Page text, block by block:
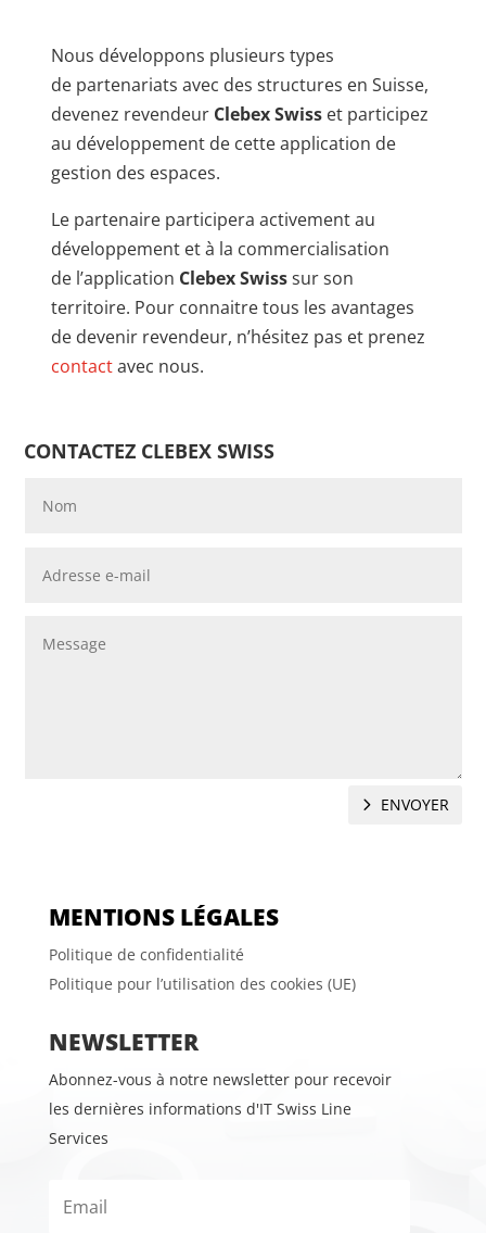
Nous développons plusieurs types
de partenariats avec des structures en Suisse,
devenez revendeur Clebex Swiss et participez
au développement de cette application de
gestion des espaces.
Le partenaire participera activement au
développement et à la commercialisation
de l’application Clebex Swisssur son
territoire. Pour connaitre tous les avantages
de devenir revendeur, n’hésitez pas et prenez
contactavec nous.
CONTACTEZ CLEBEX SWISS
ENVOYER
MENTIONS LÉGALES
Politique de confidentialité
Politique pour l’utilisation des cookies (UE)
NEWSLETTER
Abonnez-vous à notre newsletter pour recevoir
les dernières informations d'IT Swiss Line
Services